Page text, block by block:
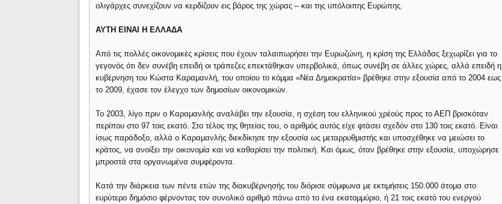
ολιγάρχες συνεχίζουν να κερδίζουν εις βάρος της χώρας – και της υπόλοιπης Ευρώπης.
ΑΥΤΗ ΕΙΝΑΙ Η ΕΛΛΑΔΑ
Από τις πολλές οικονομικές κρίσεις που έχουν ταλαιπωρήσει την Ευρωζώνη, η κρίση της Ελλάδας ξεχωρίζει για το
γεγονός ότι δεν συνέβη επειδή οι τράπεζες επεκτάθηκαν υπερβολικά, όπως συνέβη σε άλλες χώρες, αλλά επειδή η
κυβέρνηση του Κώστα Καραμανλή, του οποίου το κόμμα «Νέα Δημοκρατία» βρέθηκε στην εξουσία από το 2004 εως
το 2009, έχασε τον έλεγχο των δημοσίων οικονομικών.
Το 2003, λίγο πριν ο Καραμανλής αναλάβει την εξουσία, η σχέση του ελληνικού χρέούς προς το ΑΕΠ βρισκόταν
περίπου στο 97 τοις εκατό. Στο τέλος της θητείας του, ο αριθμός αυτός είχε φτάσει σχεδόν στο 130 τοις εκατό. Είναι
ίσως παράδοξο, αλλά ο Καραμανλής διεκδίκησε την εξουσία ως μεταρρυθμιστής και υποσχέθηκε να μειώσει το
κράτος, να ανοίξει την οικονομία και να καθαρίσει την πολιτική. Και όμως, όταν βρέθηκε στην εξουσία, υποχώρησε
μπροστά στα οργανωμένα συμφέροντα.
Κατά την διάρκεια των πέντε ετών της διακυβέρνησής του διόρισε σύμφωνα με εκτιμήσεις 150.000 άτομα στο
ευρύτερο δημόσιο φέρνοντας τον συνολικό αριθμό πάνω από το ένα εκατομμύριο, ή 21 τοις εκατό του ενεργού